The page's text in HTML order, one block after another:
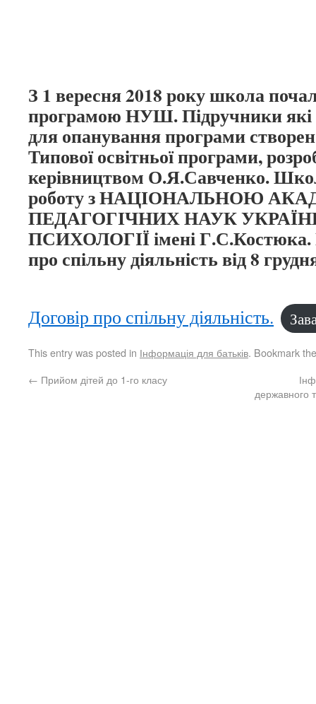
З 1 вересня 2018 року школа
програмою НУШ. Підручники які
для опанування програми
Типової освітньої програми,
керівництвом О.Я.Савченко.
роботу з НАЦІОНАЛЬНОЮ
ПЕДАГОГІЧНИХ НАУК
ПСИХОЛОГІЇ імені Г.С.Костюка.
про спільну діяльність від 8
Договір про спільну діяльність.
This entry was posted in Інформація для батьків. Bookmark
← Прийом дітей до 1-го класу
державного